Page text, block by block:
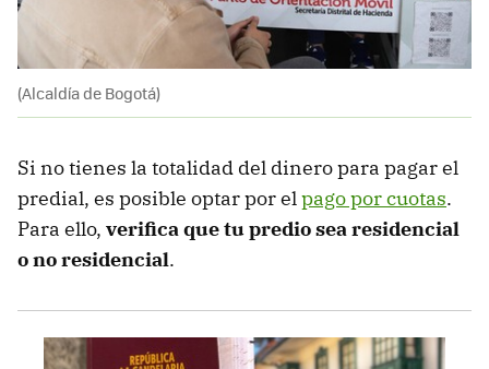
(Alcaldía de Bogotá)
Si no tienes la totalidad del dinero para pagar el
predial, es posible optar por elpago por cuotas.
Para ello, verifica que tu predio sea residencial
o no residencial.